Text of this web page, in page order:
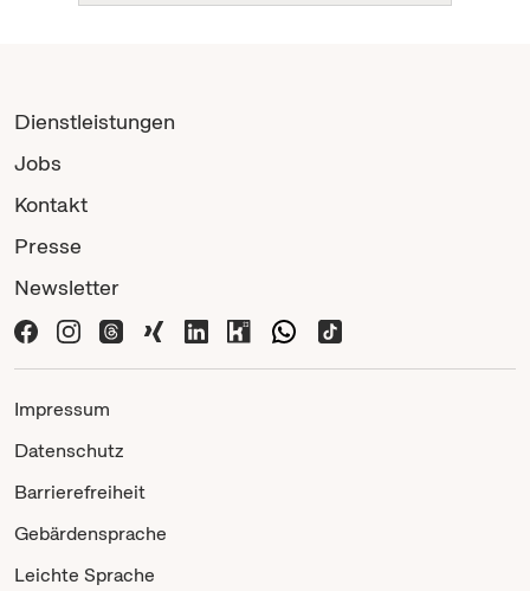
Dienstleistungen
Jobs
Kontakt
Presse
Newsletter
Impressum
Datenschutz
Barrierefreiheit
Gebärdensprache
Leichte Sprache